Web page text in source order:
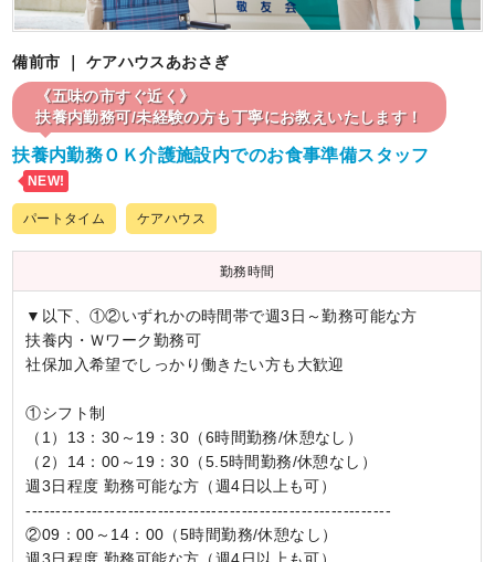
備前市 ｜ ケアハウスあおさぎ
《五味の市すぐ近く》
扶養内勤務可/未経験の方も丁寧にお教えいたします！
扶養内勤務ＯＫ介護施設内でのお食事準備スタッフ
NEW!
パートタイム ケアハウス
勤務時間
▼以下、①②いずれかの時間帯で週3日～勤務可能な方
扶養内・Ｗワーク勤務可
社保加入希望でしっかり働きたい方も大歓迎
①シフト制
（1）13：30～19：30（6時間勤務/休憩なし）
（2）14：00～19：30（5.5時間勤務/休憩なし）
週3日程度 勤務可能な方（週4日以上も可）
-------------------------------------------------------------
②09：00～14：00（5時間勤務/休憩なし）